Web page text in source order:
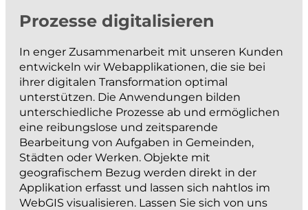
Strassenbau
Kanalisationsbau
Werkleitungen
Anlagen der Siedlungswasserwirtschaft
Wasserbau
Güterwege, Drainagen und Bewässerung
BIM
Prozesse digitalisieren
In enger Zusammenarbeit mit unseren Kunden
entwickeln wir Webapplikationen, die sie bei
ihrer digitalen Transformation optimal
unterstützen. Die Anwendungen bilden
unterschiedliche Prozesse ab und ermöglichen
eine reibungslose und zeitsparende
Bearbeitung von Aufgaben in Gemeinden,
Städten oder Werken. Objekte mit
geografischem Bezug werden direkt in der
Applikation erfasst und lassen sich nahtlos im
WebGIS visualisieren. Lassen Sie sich von uns